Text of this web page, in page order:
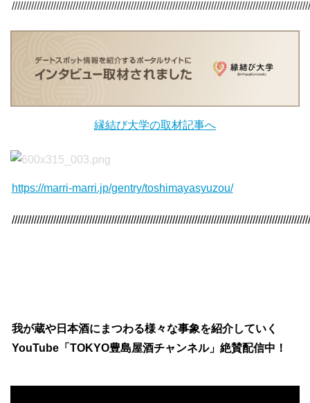
縁結び大学の取材記事へ
https://marri-marri.jp/gentry/toshimayasyuzou/
我が蔵や日本酒にまつわる様々な事象を紹介していく
YouTube「TOKYO豊島屋酒チャンネル」絶賛配信中！